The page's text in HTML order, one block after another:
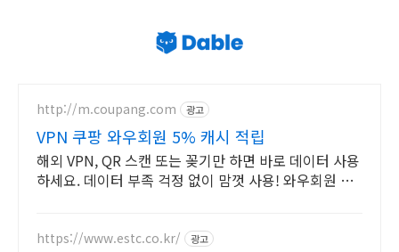
http://m.coupang.com 광고
VPN 쿠팡 와우회원 5% 캐시 적립
해외 VPN, QR 스캔 또는 꽂기만 하면 바로 데이터 사용
하세요. 데이터 부족 걱정 없이 맘껏 사용! 와우회원 캐
https://www.estc.co.kr/ 광고